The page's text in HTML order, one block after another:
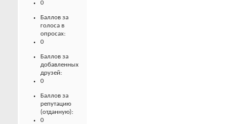
0
Баллов за
голоса в
опросах:
0
Баллов за
добавленных
друзей:
0
Баллов за
репутацию
(отданную):
0